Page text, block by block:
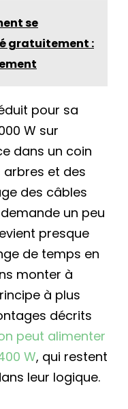
se
gratuitement :
pour sa
W sur
dans un coin
arbres et des
des câbles
un peu
presque
de temps en
monter à
à plus
décrits
peut alimenter
W, qui restent
leur logique.